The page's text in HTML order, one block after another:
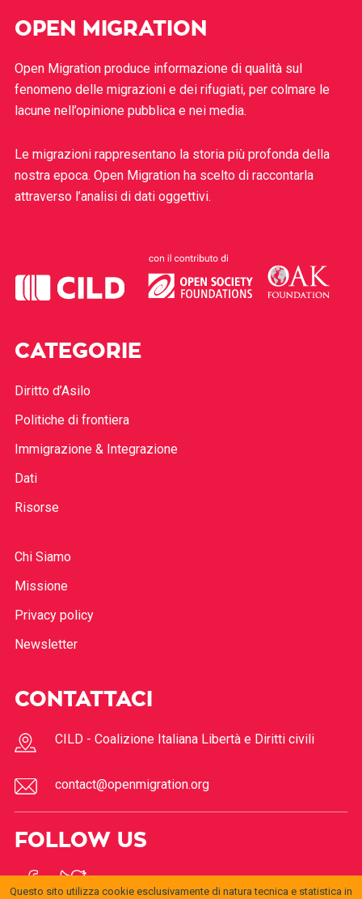
OPEN MIGRATION
Open Migration produce informazione di qualità sul
fenomeno delle migrazioni e dei rifugiati, per colmare le
lacune nell’opinione pubblica e nei media.
Le migrazioni rappresentano la storia più profonda della
nostra epoca. Open Migration ha scelto di raccontarla
attraverso l’analisi di dati oggettivi.
CATEGORIE
Diritto d’Asilo
Politiche di frontiera
Immigrazione & Integrazione
Dati
Risorse
Chi Siamo
Missione
Privacy policy
Newsletter
CONTATTACI
CILD - Coalizione Italiana Libertà e Diritti civili
contact@openmigration.org
FOLLOW US
Questo sito utilizza cookie esclusivamente di natura tecnica e statistica in